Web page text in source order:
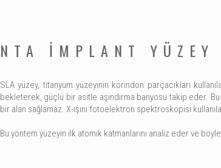
NTA İMPLANT
SLA yüzey, titanyum yüzeyinin korindon parçacıkları
bekleterek, güçlü bir asitle aşındırma banyosu takip eder.
bir alan sağlamaz. X-ışını fotoelektron spektroskopisi
Bu yöntem yüzeyin ilk atomik katmanlarını analiz eder ve